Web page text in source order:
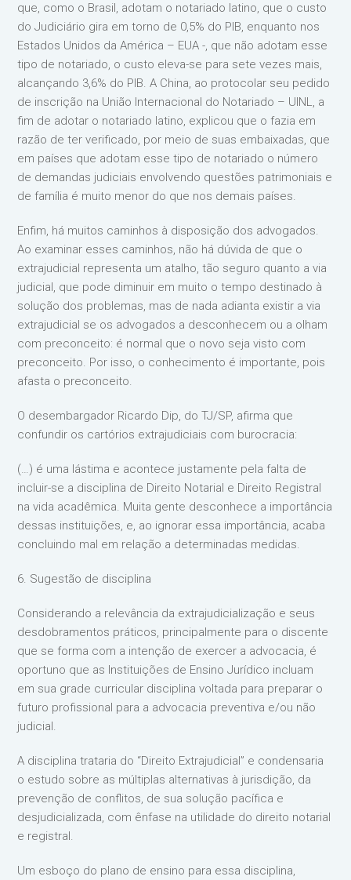
que, como o Brasil, adotam o notariado latino, que o custo
do Judiciário gira em torno de 0,5% do PIB, enquanto nos
Estados Unidos da América – EUA -, que não adotam esse
tipo de notariado, o custo eleva-se para sete vezes mais,
alcançando 3,6% do PIB. A China, ao protocolar seu pedido
de inscrição na União Internacional do Notariado – UINL, a
fim de adotar o notariado latino, explicou que o fazia em
razão de ter verificado, por meio de suas embaixadas, que
em países que adotam esse tipo de notariado o número
de demandas judiciais envolvendo questões patrimoniais e
de família é muito menor do que nos demais países.
Enfim, há muitos caminhos à disposição dos advogados.
Ao examinar esses caminhos, não há dúvida de que o
extrajudicial representa um atalho, tão seguro quanto a via
judicial, que pode diminuir em muito o tempo destinado à
solução dos problemas, mas de nada adianta existir a via
extrajudicial se os advogados a desconhecem ou a olham
com preconceito: é normal que o novo seja visto com
preconceito. Por isso, o conhecimento é importante, pois
afasta o preconceito.
O desembargador Ricardo Dip, do TJ/SP, afirma que
confundir os cartórios extrajudiciais com burocracia:
(…) é uma lástima e acontece justamente pela falta de
incluir-se a disciplina de Direito Notarial e Direito Registral
na vida acadêmica. Muita gente desconhece a importância
dessas instituições, e, ao ignorar essa importância, acaba
concluindo mal em relação a determinadas medidas.
6. Sugestão de disciplina
Considerando a relevância da extrajudicialização e seus
desdobramentos práticos, principalmente para o discente
que se forma com a intenção de exercer a advocacia, é
oportuno que as Instituições de Ensino Jurídico incluam
em sua grade curricular disciplina voltada para preparar o
futuro profissional para a advocacia preventiva e/ou não
judicial.
A disciplina trataria do “Direito Extrajudicial” e condensaria
o estudo sobre as múltiplas alternativas à jurisdição, da
prevenção de conflitos, de sua solução pacífica e
desjudicializada, com ênfase na utilidade do direito notarial
e registral.
Um esboço do plano de ensino para essa disciplina,